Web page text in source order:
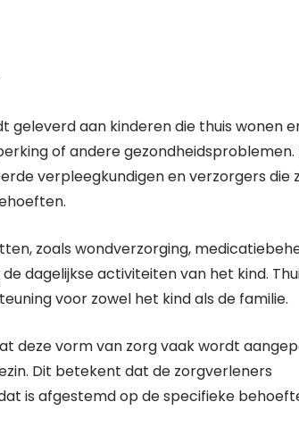
geleverd aan kinderen die thuis wonen
of andere gezondheidsproblemen.
verpleegkundigen en verzorgers die
zoals wondverzorging,
dagelijkse activiteiten van het kind.
voor zowel het kind als de familie.
deze vorm van zorg vaak wordt
Dit betekent dat de zorgverleners
is afgestemd op de specifieke